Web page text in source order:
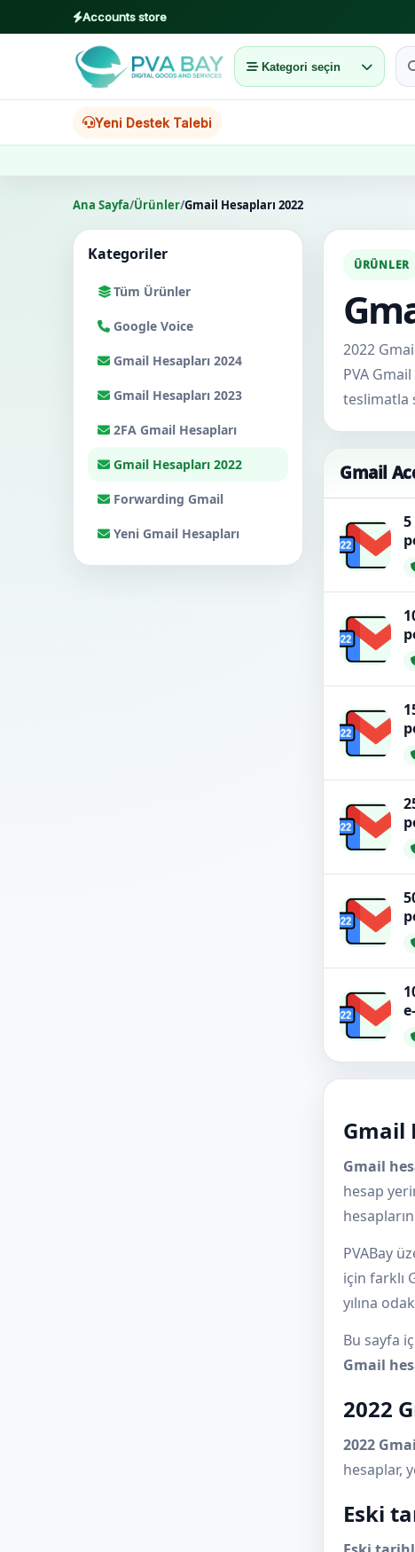
Accounts store
Kategori seçin
Yeni Destek Talebi
Ana Sayfa
Hesabınız
KATEGORILER
Google Voice
Ana Sayfa/Ürünler/Gmail Hesapları 2022
Kategoriler
Tüm Ürünler
Google Voice
Gmail Hesapları 2024
Gmail Hesapları 2023
2FA Gmail Hesapları
Gmail Hesapları 2022
Forwarding Gmail
Yeni Gmail Hesapları
ÜRÜNLER
2022
PVA
teslimatla
Gmail
Gmail
Gmail
hesap
PVABay
için farklı
yılına
Bu sayfa
Gmail
2022
2022
hesaplar,
Eski